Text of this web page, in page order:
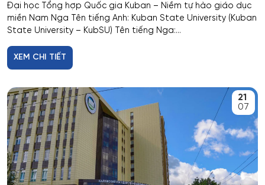
Hoạt động thông tin - thư viện
Hoạt động văn hóa - xã hội
Hàng không dẫn đường và kiểm soát không lưu
Hành chính công
Hóa dược
Đại học Tổng hợp Quốc gia Kuban – Niềm tự hào giáo dục
miền Nam Nga Tên tiếng Anh: Kuban State University (Kuban
State University – KubSU) Tên tiếng Nga:...
XEM CHI TIẾT
21
07